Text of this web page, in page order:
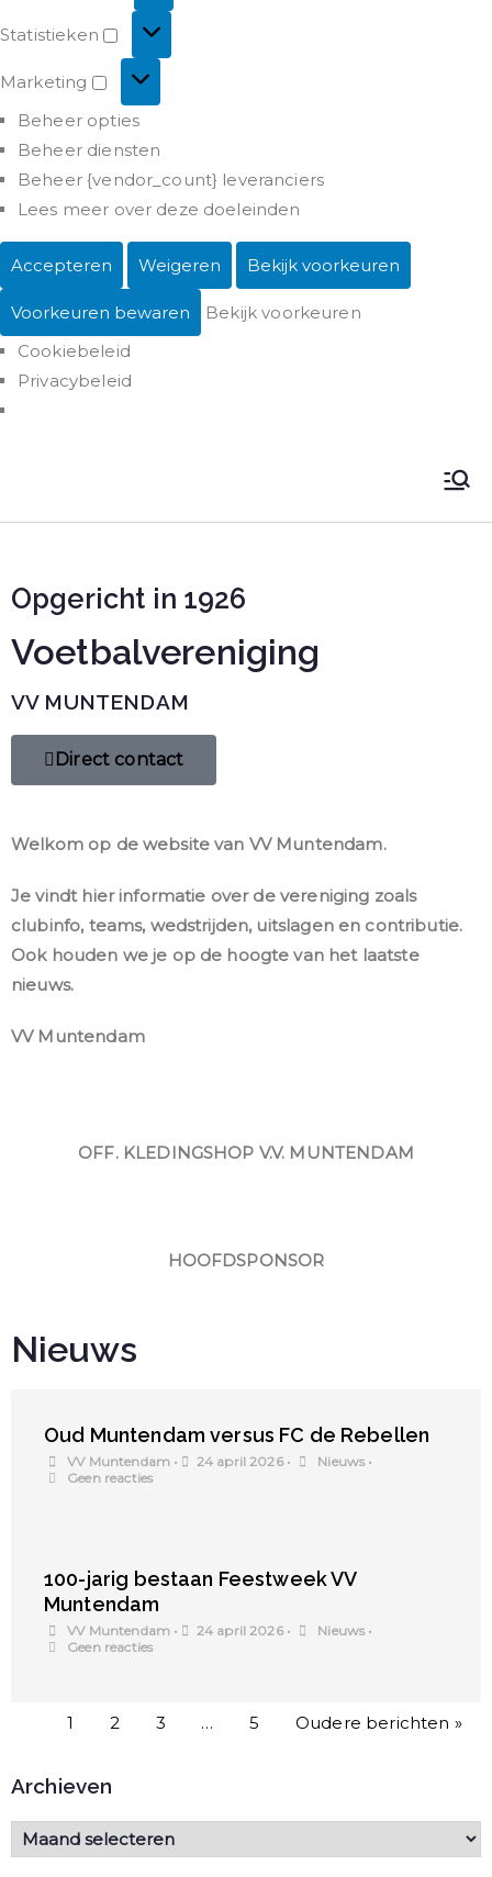
Statistieken
Marketing
Beheer opties
Beheer diensten
Beheer {vendor_count} leveranciers
Lees meer over deze doeleinden
Accepteren Weigeren Bekijk voorkeuren
Voorkeuren bewaren
Bekijk voorkeuren
Cookiebeleid
Privacybeleid
VV Muntendam
Opgericht in 1926
Voetbalvereniging
VV MUNTENDAM
Direct contact
Welkom op de website van VV Muntendam.
Je vindt hier informatie over de vereniging zoals
clubinfo, teams, wedstrijden, uitslagen en contributie.
Ook houden we je op de hoogte van het laatste
nieuws.
VV Muntendam
OFF. KLEDINGSHOP V.V. MUNTENDAM
HOOFDSPONSOR
Nieuws
Oud Muntendam versus FC de Rebellen
VV Muntendam • 24 april 2026 • Nieuws •
Geen reacties
100-jarig bestaan Feestweek VV
Muntendam
VV Muntendam • 24 april 2026 • Nieuws •
Geen reacties
1 2 3 … 5 Oudere berichten »
Archieven